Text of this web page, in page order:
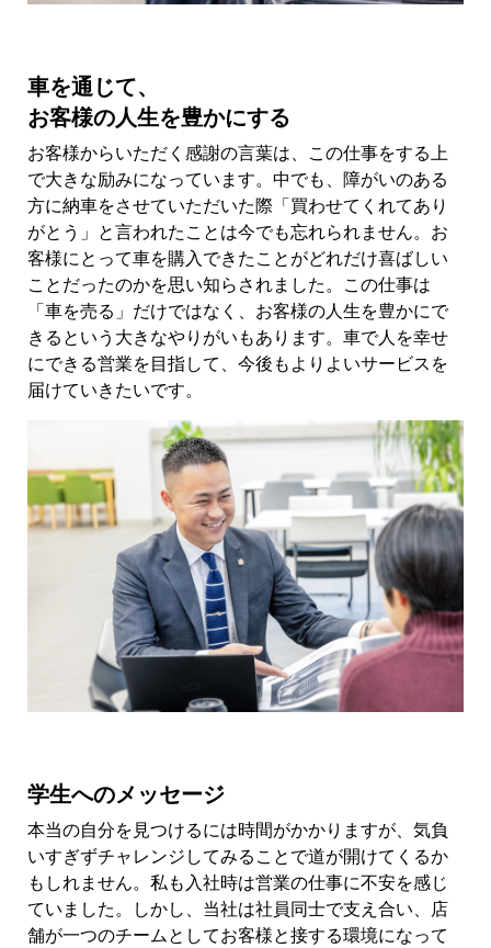
車を通じて、
お客様の人生を豊かにする
お客様からいただく感謝の言葉は、この仕事をする上
で大きな励みになっています。中でも、障がいのある
方に納車をさせていただいた際「買わせてくれてあり
がとう」と言われたことは今でも忘れられません。お
客様にとって車を購入できたことがどれだけ喜ばしい
ことだったのかを思い知らされました。この仕事は
「車を売る」だけではなく、お客様の人生を豊かにで
きるという大きなやりがいもあります。車で人を幸せ
にできる営業を目指して、今後もよりよいサービスを
届けていきたいです。
学生へのメッセージ
本当の自分を見つけるには時間がかかりますが、気負
いすぎずチャレンジしてみることで道が開けてくるか
もしれません。私も入社時は営業の仕事に不安を感じ
ていました。しかし、当社は社員同士で支え合い、店
舗が一つのチームとしてお客様と接する環境になって